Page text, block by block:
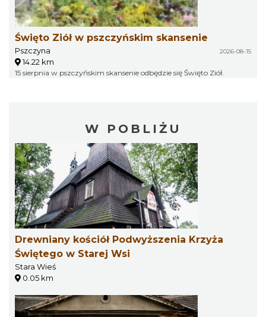
Święto Ziół w pszczyńskim skansenie
Pszczyna 2026-08-15
14.22 km
15 sierpnia w pszczyńskim skansenie odbędzie się Święto Ziół.
W POBLIŻU
Drewniany kościół Podwyższenia Krzyża
Świętego w Starej Wsi
Stara Wieś
0.05 km